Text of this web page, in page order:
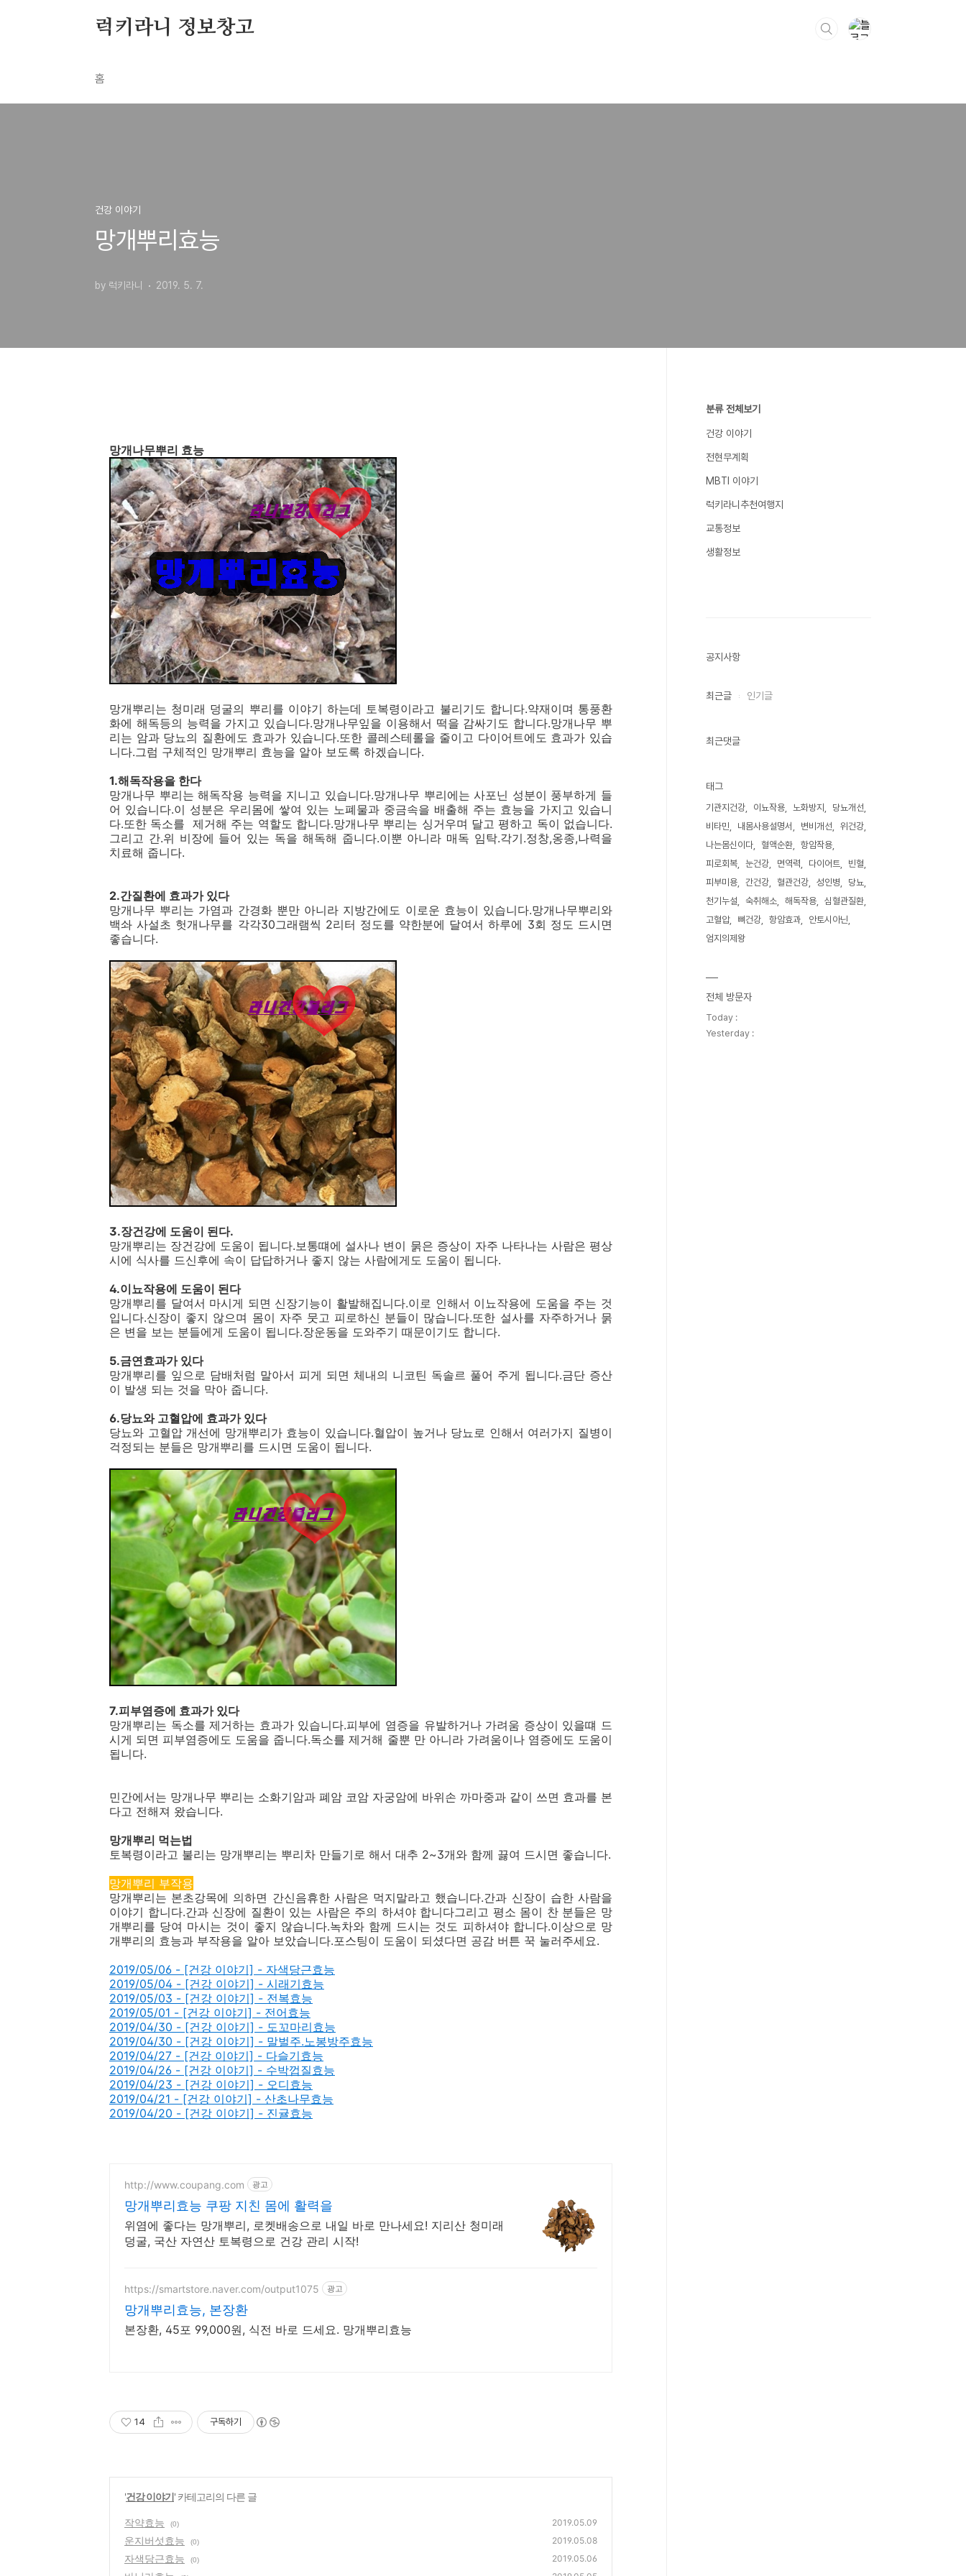
럭키라니 정보창고
홈
건강 이야기
망개뿌리효능
by 럭키라니 2019. 5. 7.
망개나무뿌리 효능
망개뿌리는 청미래 덩굴의 뿌리를 이야기 하는데 토복령이라고 불리기도 합니다.약재이며 통풍환
화에 해독등의 능력을 가지고 있습니다.망개나무잎을 이용해서 떡을 감싸기도 합니다.망개나무 뿌
리는 암과 당뇨의 질환에도 효과가 있습니다.또한 콜레스테롤을 줄이고 다이어트에도 효과가 있습
니다.그럼 구체적인 망개뿌리 효능을 알아 보도록 하겠습니다.
1.해독작용을 한다
망개나무 뿌리는 해독작용 능력을 지니고 있습니다.망개나무 뿌리에는 사포닌 성분이 풍부하게 들
어 있습니다.이 성분은 우리몸에 쌓여 있는 노폐물과 중금속을 배출해 주는 효능을 가지고 있습니
다.또한 독소를 제거해 주는 역할도 합니다.망개나무 뿌리는 싱거우며 달고 평하고 독이 없습니다.
그리고 간.위 비장에 들어 있는 독을 해독해 줍니다.이뿐 아니라 매독 임탁.각기.정창,옹종,나력을
치료해 줍니다.
2.간질환에 효과가 있다
망개나무 뿌리는 가염과 간경화 뿐만 아니라 지방간에도 이로운 효능이 있습니다.망개나무뿌리와
백솨 사설초 헛개나무를 각각30그래램씩 2리터 정도를 약한분에 달여서 하루에 3회 정도 드시면
좋습니다.
3.장건강에 도움이 된다.
망개뿌리는 장건강에 도움이 됩니다.보통떄에 설사나 변이 묽은 증상이 자주 나타나는 사람은 평상
시에 식사를 드신후에 속이 답답하거나 좋지 않는 사람에게도 도움이 됩니다.
4.이뇨작용에 도움이 된다
망개뿌리를 달여서 마시게 되면 신장기능이 활발해집니다.이로 인해서 이뇨작용에 도움을 주는 것
입니다.신장이 좋지 않으며 몸이 자주 뭇고 피로하신 분들이 많습니다.또한 설사를 자주하거나 묽
은 변을 보는 분들에게 도움이 됩니다.장운동을 도와주기 때문이기도 합니다.
5.금연효과가 있다
망개뿌리를 잎으로 담배처럼 말아서 피게 되면 체내의 니코틴 독솔르 풀어 주게 됩니다.금단 증산
이 발생 되는 것을 막아 줍니다.
6.당뇨와 고혈압에 효과가 있다
당뇨와 고혈압 개선에 망개뿌리가 효능이 있습니다.혈압이 높거나 당뇨로 인해서 여러가지 질병이
걱정되는 분들은 망개뿌리를 드시면 도움이 됩니다.
7.피부염증에 효과가 있다
망개뿌리는 독소를 제거하는 효과가 있습니다.피부에 염증을 유발하거나 가려움 증상이 있을떄 드
시게 되면 피부염증에도 도움을 줍니다.독소를 제거해 줄뿐 만 아니라 가려움이나 염증에도 도움이
됩니다.
민간에서는 망개나무 뿌리는 소화기암과 폐암 코암 자궁암에 바위손 까마중과 같이 쓰면 효과를 본
다고 전해져 왔습니다.
망개뿌리 먹는법
토복령이라고 불리는 망개뿌리는 뿌리차 만들기로 해서 대추 2~3개와 함께 끓여 드시면 좋습니다.
망개뿌리 부작용
망개뿌리는 본초강목에 의하면 간신음휴한 사람은 먹지말라고 했습니다.간과 신장이 습한 사람을
이야기 합니다.간과 신장에 질환이 있는 사람은 주의 하셔야 합니다그리고 평소 몸이 찬 분들은 망
개뿌리를 당여 마시는 것이 좋지 않습니다.녹차와 함께 드시는 것도 피하셔야 합니다.이상으로 망
개뿌리의 효능과 부작용을 알아 보았습니다.포스팅이 도움이 되셨다면 공감 버튼 꾹 눌러주세요.
2019/05/06 - [건강 이야기] - 자색당근효능
2019/05/04 - [건강 이야기] - 시래기효능
2019/05/03 - [건강 이야기] - 전복효능
2019/05/01 - [건강 이야기] - 전어효능
2019/04/30 - [건강 이야기] - 도꼬마리효능
2019/04/30 - [건강 이야기] - 말벌주.노봉방주효능
2019/04/27 - [건강 이야기] - 다슬기효능
2019/04/26 - [건강 이야기] - 수박껍질효능
2019/04/23 - [건강 이야기] - 오디효능
2019/04/21 - [건강 이야기] - 산초나무효능
2019/04/20 - [건강 이야기] - 진귤효능
http://www.coupang.com 광고
망개뿌리효능 쿠팡 지친 몸에 활력을
위염에 좋다는 망개뿌리, 로켓배송으로 내일 바로 만나세요! 지리산 청미래
덩굴, 국산 자연산 토복령으로 건강 관리 시작!
https://smartstore.naver.com/output1075 광고
망개뿌리효능, 본장환
본장환, 45포 99,000원, 식전 바로 드세요. 망개뿌리효능
14 구독하기
'건강 이야기' 카테고리의 다른 글
작약효능 (0) 2019.05.09
운지버섯효능 (0) 2019.05.08
자색당근효능 (0) 2019.05.06
분류 전체보기
건강 이야기
전현무계획
MBTI 이야기
럭키라니추천여행지
교통정보
생활정보
공지사항
최근글 인기글
최근댓글
태그
기관지건강 이뇨작용 노화방지
당뇨개선
비타민
내몸사용설명서 변비개선
위건강
나는몸신이다
혈액순환
항암작용
피로회복
눈건강 면역력 다이어트
빈혈
피부미용
간건강 혈관건강 성인병
당뇨
천기누설
숙취해소 해독작용
심혈관질환
고혈압
뼈건강 항암효과
안토시아닌
엄지의제왕
전체 방문자
Today :
Yesterday :